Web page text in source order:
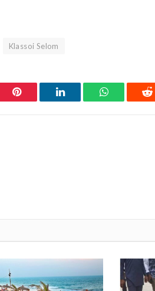
Klassoi Selom
Pinterest LinkedIn WhatsApp